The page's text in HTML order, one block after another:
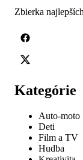
Zbierka
Kategórie
Auto-moto
Deti
Film a TV
Hudba